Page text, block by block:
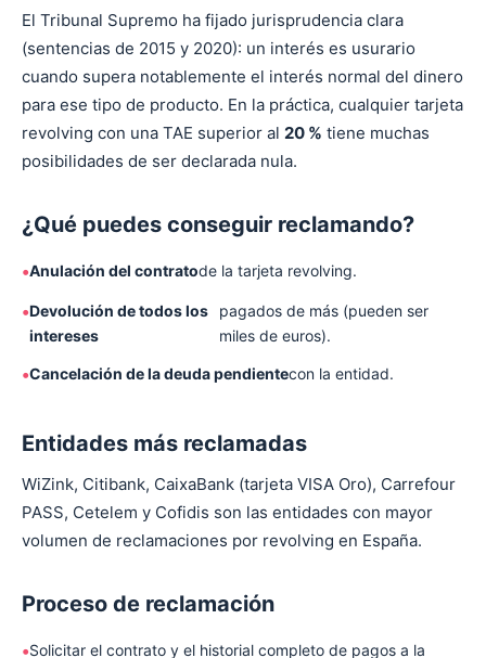
El Tribunal Supremo ha fijado jurisprudencia clara
(sentencias de 2015 y 2020): un interés es usurario
cuando supera notablemente el interés normal del dinero
para ese tipo de producto. En la práctica, cualquier tarjeta
revolving con una TAE superior al 20 % tiene muchas
posibilidades de ser declarada nula.
¿Qué puedes conseguir reclamando?
Anulación del contratode la tarjeta revolving.
Devolución de todos los
intereses
pagados de más (pueden ser
miles de euros).
Cancelación de la deuda pendientecon la entidad.
Entidades más reclamadas
WiZink, Citibank, CaixaBank (tarjeta VISA Oro), Carrefour
PASS, Cetelem y Cofidis son las entidades con mayor
volumen de reclamaciones por revolving en España.
Proceso de reclamación
Solicitar el contrato y el historial completo de pagos a la